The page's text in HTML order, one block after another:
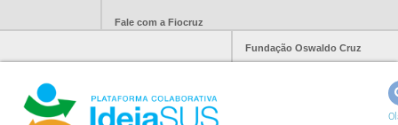
Fale com a Fiocruz
Fundação Oswaldo Cruz